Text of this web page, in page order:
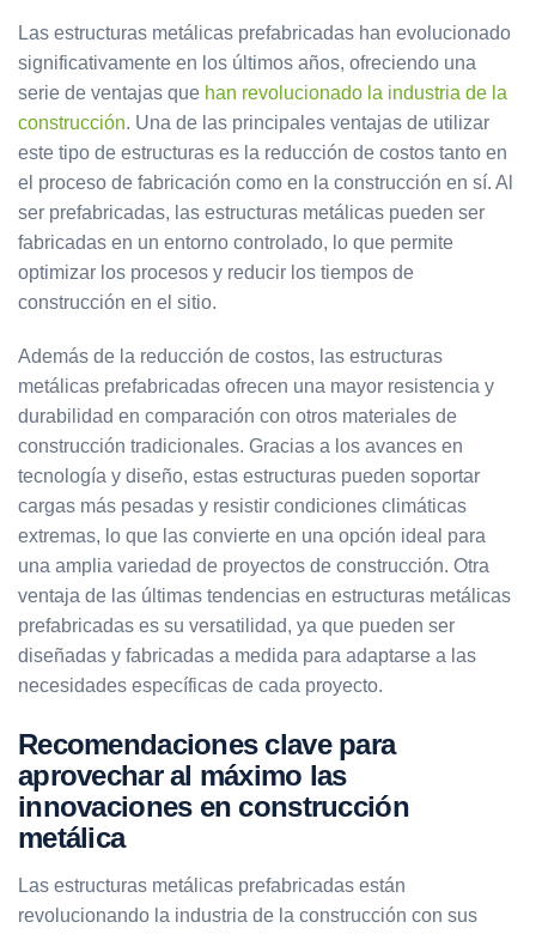
Las estructuras metálicas prefabricadas han evolucionado
significativamente en los últimos años, ofreciendo una
serie de ventajas que han revolucionado la industria de la
construcción. Una de las principales ventajas de utilizar
este tipo de estructuras es la reducción de costos tanto en
el proceso de fabricación como en la construcción en sí. Al
ser prefabricadas, las estructuras metálicas pueden ser
fabricadas en un entorno controlado, lo que permite
optimizar los procesos y reducir los tiempos de
construcción en el sitio.
Además de la reducción de costos, las estructuras
metálicas prefabricadas ofrecen una mayor resistencia y
durabilidad en comparación con otros materiales de
construcción tradicionales. Gracias a los avances en
tecnología y diseño, estas estructuras pueden soportar
cargas más pesadas y resistir condiciones climáticas
extremas, lo que las convierte en una opción ideal para
una amplia variedad de proyectos de construcción. Otra
ventaja de las últimas tendencias en estructuras metálicas
prefabricadas es su versatilidad, ya que pueden ser
diseñadas y fabricadas a medida para adaptarse a las
necesidades específicas de cada proyecto.
Recomendaciones clave para
aprovechar al máximo las
innovaciones en construcción
metálica
Las estructuras metálicas prefabricadas están
revolucionando la industria de la construcción con sus